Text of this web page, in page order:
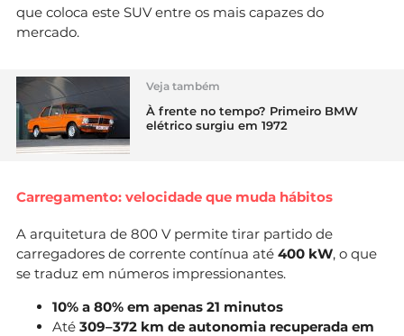
que coloca este SUV entre os mais capazes do
mercado.
Veja também
À frente no tempo? Primeiro BMW
elétrico surgiu em 1972
Carregamento: velocidade que muda hábitos
A arquitetura de 800 V permite tirar partido de
carregadores de corrente contínua até 400 kW, o que
se traduz em números impressionantes.
10% a 80% em apenas 21 minutos
Até 309–372 km de autonomia recuperada em